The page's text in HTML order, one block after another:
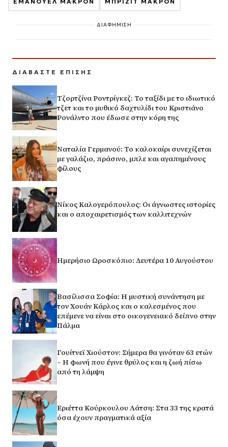
ΔΙΑΦΗΜΙΣΗ
ΔΙΑΒΑΣΤΕ ΕΠΙΣΗΣ
Τζορτζίνα Ροντρίγκεζ: Το ταξίδι με το ιδιωτικό
τζετ και το μυθικό δαχτυλίδι του Κριστιάνο
Ρονάλντο που έδωσε στην κόρη της
Ναταλία Γερμανού: Το καλοκαίρι συνεχίζεται
με γαλάζιο, πράσινο, μπλε και αγαπημένους
φίλους
Νίκος Καλογερόπουλος: Οι άγνωστες ιστορίες
και ο αποχαιρετισμός των καλλιτεχνών
Ημερήσιο Ωροσκόπιο: Δευτέρα 10 Αυγούστου
Βασίλισσα Σοφία: H μυστική συνάντηση με
τον Χουάν Κάρλος και ο καλεσμένος που
επέμενε να είναι στο οικογενειακό δείπνο στην
Πάλμα
Γουίτνεϊ Χιούστον: Σήμερα θα γινόταν 63 ετών
– Η φωνή που έγινε θρύλος και η ζωή πίσω
από τη λάμψη
Εριέττα Κούρκουλου Λάτση: Στα 33 της κρατά
όσα έχουν πραγματικά αξία